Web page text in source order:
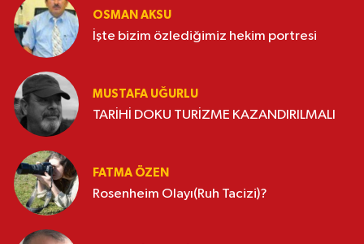
OSMAN AKSU
İşte bizim özlediğimiz hekim portresi
MUSTAFA UĞURLU
TARİHİ DOKU TURİZME KAZANDIRILMALI
FATMA ÖZEN
Rosenheim Olayı(Ruh Tacizi)?